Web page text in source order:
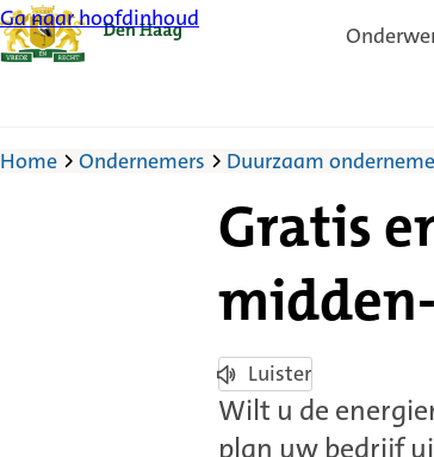
Ga naar hoofdinhoud
Home Ondernemers Duurzaam
Gratis
Luister
Wilt u de
plan uw bedrijf